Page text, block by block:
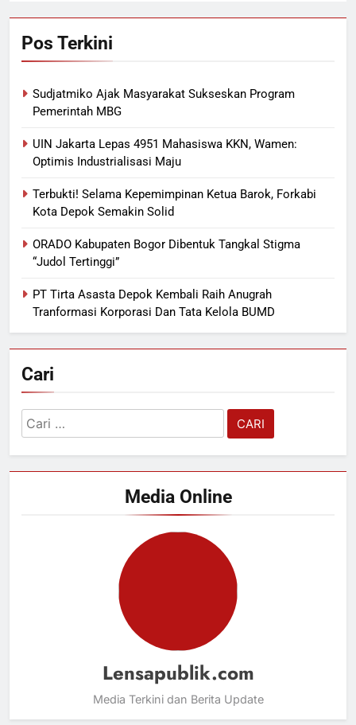
Pos Terkini
Sudjatmiko Ajak Masyarakat Sukseskan Program
Pemerintah MBG
UIN Jakarta Lepas 4951 Mahasiswa KKN, Wamen:
Optimis Industrialisasi Maju
Terbukti! Selama Kepemimpinan Ketua Barok, Forkabi
Kota Depok Semakin Solid
ORADO Kabupaten Bogor Dibentuk Tangkal Stigma
“Judol Tertinggi”
PT Tirta Asasta Depok Kembali Raih Anugrah
Tranformasi Korporasi Dan Tata Kelola BUMD
Cari
Cari
untuk:
Media Online
Lensapublik.com
Media Terkini dan Berita Update